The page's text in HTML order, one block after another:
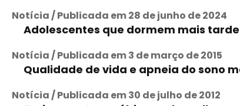
Notícia / Publicada em 28 de junho de 2024
Adolescentes que dormem mais
Notícia / Publicada em 3 de março de 2015
Qualidade de vida e apneia do sono
Notícia / Publicada em 30 de julho de 2012